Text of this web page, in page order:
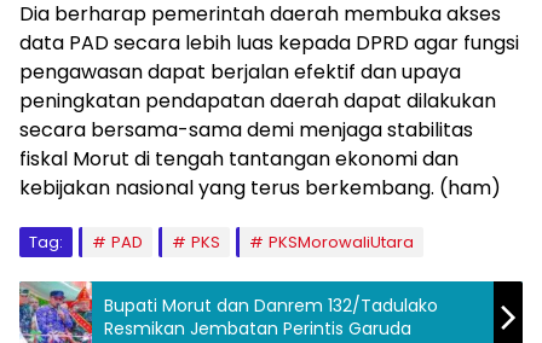
Dia berharap pemerintah daerah membuka akses
data PAD secara lebih luas kepada DPRD agar fungsi
pengawasan dapat berjalan efektif dan upaya
peningkatan pendapatan daerah dapat dilakukan
secara bersama-sama demi menjaga stabilitas
fiskal Morut di tengah tantangan ekonomi dan
kebijakan nasional yang terus berkembang. (ham)
Tag: PAD PKS PKSMorowaliUtara
Bupati Morut dan Danrem 132/Tadulako
Resmikan Jembatan Perintis Garuda